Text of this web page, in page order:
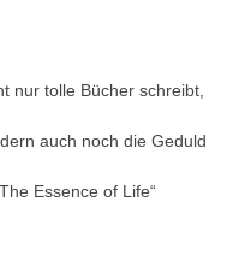
nur tolle Bücher schreibt,
auch noch die Geduld
Essence of Life“